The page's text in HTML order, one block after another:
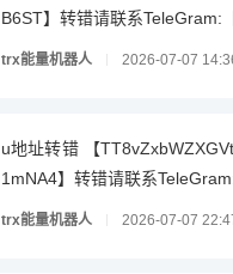
B6ST】转错请联系TeleGram:
trx能量机器人 2026-07-07
u地址转错 【
1mNA4】转错请联系
trx能量机器人 2026-07-07